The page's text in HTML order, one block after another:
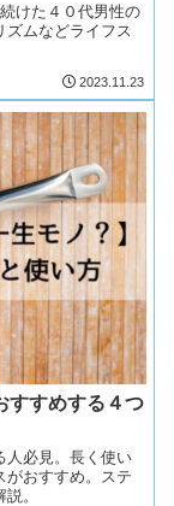
けた４０代男性の
ズムなどライフス
2023.11.23
すすめする４つ
人必見。長く使い
がおすすめ。ステ
。